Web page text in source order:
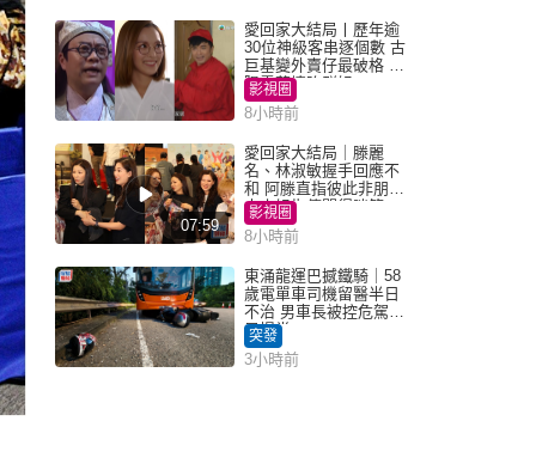
愛回家大結局丨歷年逾
30位神級客串逐個數 古
巨基變外賣仔最破格 歐
陽震華情陷群姐
影視圈
8小時前
07:59
愛回家大結局｜滕麗
名、林淑敏握手回應不
和 阿滕直指彼此非朋友
大小姐指傳聞得啖笑
影視圈
8小時前
東涌龍運巴撼鐵騎｜58
歲電單車司機留醫半日
不治 男車長被控危駕今
早提堂
突發
3小時前